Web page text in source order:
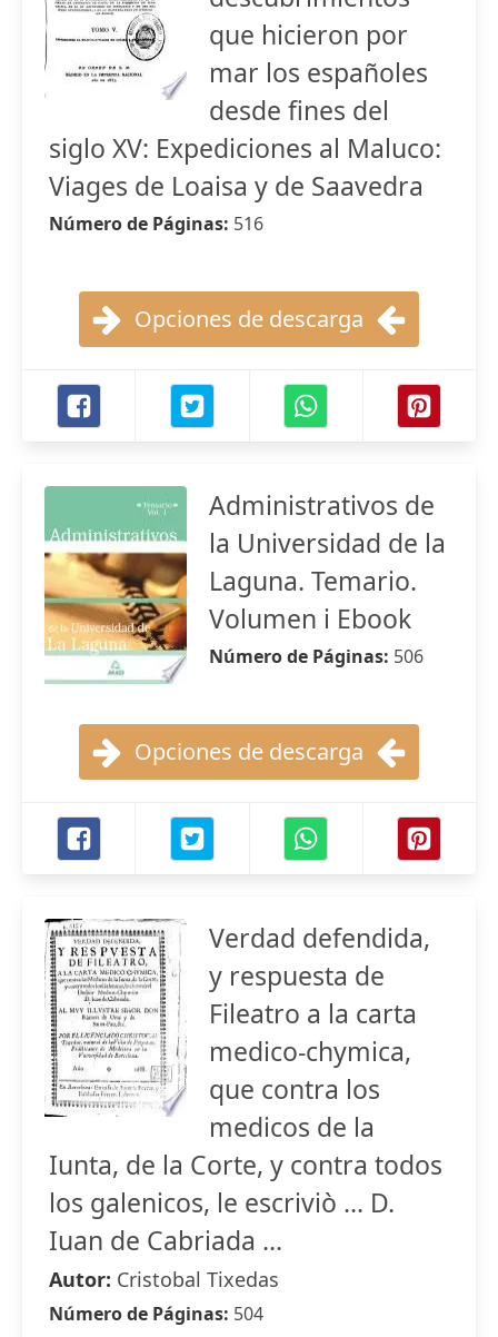
que hicieron por
mar los españoles
desde fines del
siglo XV: Expediciones al Maluco:
Viages de Loaisa y de Saavedra
Número de Páginas: 516
Opciones de descarga
Administrativos de
la Universidad de la
Laguna. Temario.
Volumen i Ebook
Número de Páginas: 506
Opciones de descarga
Verdad defendida,
y respuesta de
Fileatro a la carta
medico-chymica,
que contra los
medicos de la
Iunta, de la Corte, y contra todos
los galenicos, le escriviò ... D.
Iuan de Cabriada ...
Autor: Cristobal Tixedas
Número de Páginas: 504